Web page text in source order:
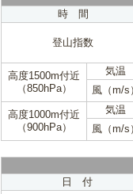
時 間
登山指数
高度1500m付近
（850hPa）
気温
風（m/s）
高度1000m付近
（900hPa）
気温
風（m/s）
日 付